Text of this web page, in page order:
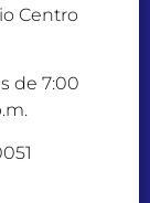
Centro
de 7:00